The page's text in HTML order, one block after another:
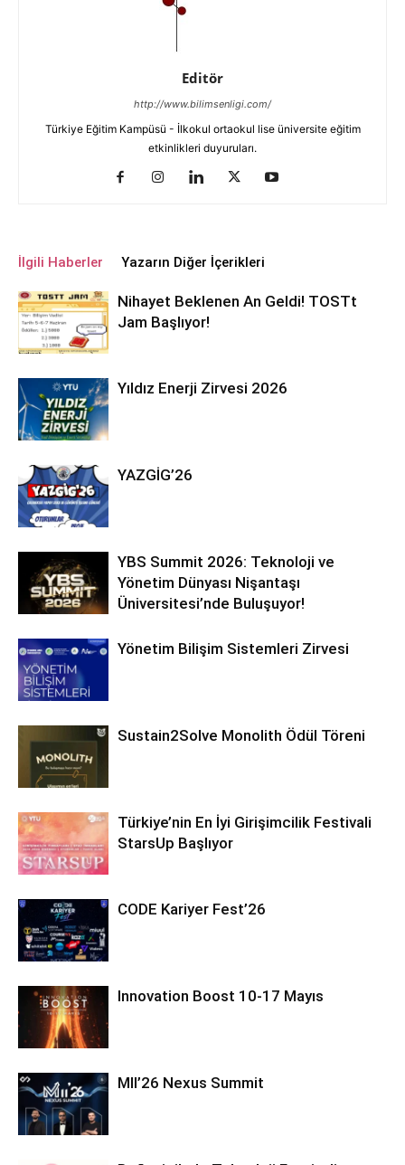
Editör
http://www.bilimsenligi.com/
Türkiye Eğitim Kampüsü - İlkokul ortaokul lise üniversite eğitim
etkinlikleri duyuruları.
İlgili Haberler Yazarın Diğer İçerikleri
Nihayet Beklenen An Geldi! TOSTt
Jam Başlıyor!
Yıldız Enerji Zirvesi 2026
YAZGİG’26
YBS Summit 2026: Teknoloji ve
Yönetim Dünyası Nişantaşı
Üniversitesi’nde Buluşuyor!
Yönetim Bilişim Sistemleri Zirvesi
Sustain2Solve Monolith Ödül Töreni
Türkiye’nin En İyi Girişimcilik Festivali
StarsUp Başlıyor
CODE Kariyer Fest’26
Innovation Boost 10-17 Mayıs
MII’26 Nexus Summit